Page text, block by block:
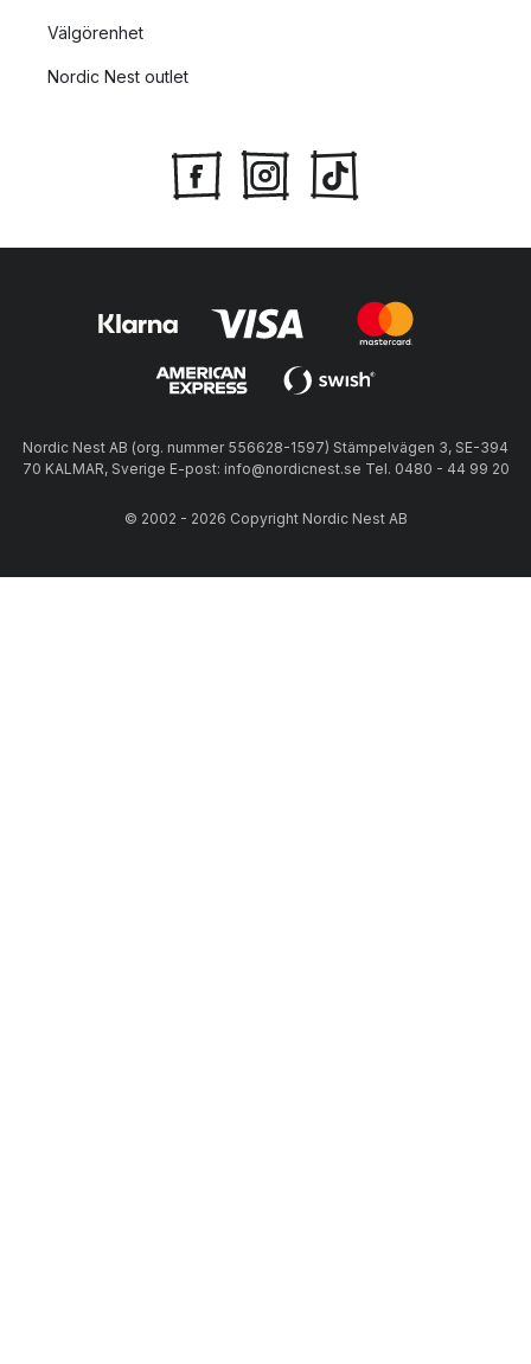
Välgörenhet
Nordic Nest outlet
Nordic Nest AB (org. nummer 556628-1597) Stämpelvägen 3, SE-394
70 KALMAR, Sverige E-post: info@nordicnest.se Tel. 0480 - 44 99 20
© 2002 - 2026 Copyright Nordic Nest AB